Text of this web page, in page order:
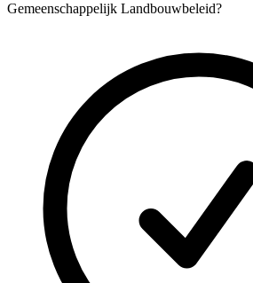
Gemeenschappelijk Landbouwbeleid?